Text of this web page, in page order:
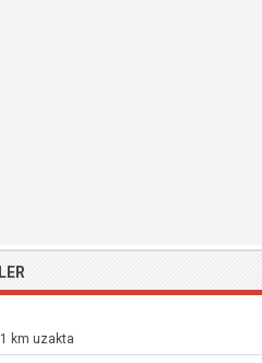
km uzakta